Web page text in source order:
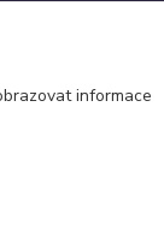
informace